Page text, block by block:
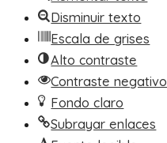
Disminuir texto
Escala de grises
Alto contraste
Contraste negativo
Fondo claro
Subrayar enlaces